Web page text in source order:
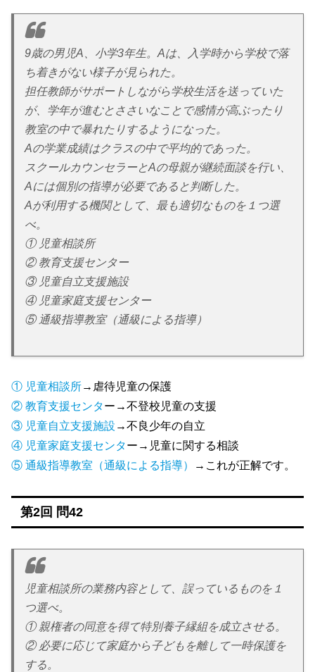
9歳の男児A、小学3年生。Aは、入学時から学校で落
ち着きがない様子が見られた。
担任教師がサポートしながら学校生活を送っていた
が、学年が進むとささいなことで感情が高ぶったり
教室の中で暴れたりするようになった。
Aの学業成績はクラスの中で平均的であった。
スクールカウンセラーとAの母親が継続面談を行い、
Aには個別の指導が必要であると判断した。
Aが利用する機関として、最も適切なものを１つ選
べ。
① 児童相談所
② 教育支援センター
③ 児童自立支援施設
④ 児童家庭支援センター
⑤ 通級指導教室（通級による指導）
① 児童相談所→虐待児童の保護
② 教育支援センター→不登校児童の支援
③ 児童自立支援施設 →不良少年の自立
④ 児童家庭支援センター→児童に関する相談
⑤ 通級指導教室（通級による指導）
→これが正解です。
第2回 問42
児童相談所の業務内容として、誤っているものを１
つ選べ。
① 親権者の同意を得て特別養子縁組を成立させる。
② 必要に応じて家庭から子どもを離して一時保護を
する。